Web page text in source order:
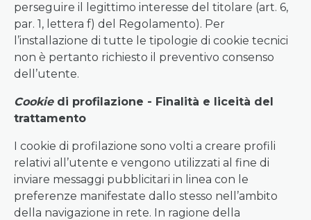
perseguire il legittimo interesse del titolare (art. 6,
par. 1, lettera f) del Regolamento). Per
l’installazione di tutte le tipologie di cookie tecnici
non è pertanto richiesto il preventivo consenso
dell’utente.
Cookiedi profilazione - Finalità e liceità del
trattamento
I cookie di profilazione sono volti a creare profili
relativi all’utente e vengono utilizzati al fine di
inviare messaggi pubblicitari in linea con le
preferenze manifestate dallo stesso nell’ambito
della navigazione in rete. In ragione della